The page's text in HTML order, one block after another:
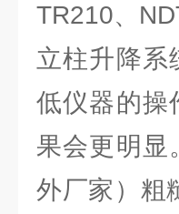
TR210、
立柱升降系
低仪器的操
果会更明显
外厂家）粗